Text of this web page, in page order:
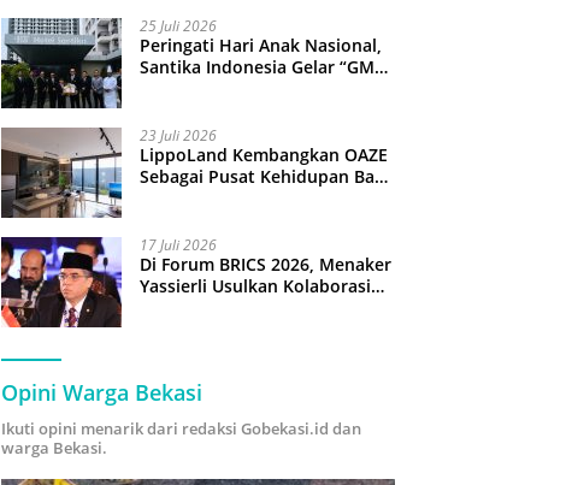
25 Juli 2026
Peringati Hari Anak Nasional,
Santika Indonesia Gelar “GM
23 Juli 2026
LippoLand Kembangkan OAZE
Sebagai Pusat Kehidupan Baru
17 Juli 2026
Di Forum BRICS 2026, Menaker
Yassierli Usulkan Kolaborasi
Opini Warga Bekasi
Ikuti opini menarik dari redaksi Gobekasi.id dan
warga Bekasi.